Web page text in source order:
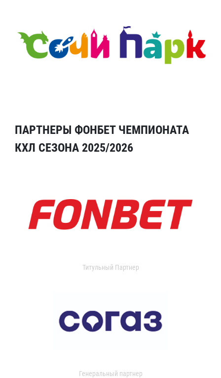
ПАРТНЕРЫ ФОНБЕТ ЧЕМПИОНАТА
КХЛ СЕЗОНА 2025/2026
Титульный Партнер
Генеральный партнер